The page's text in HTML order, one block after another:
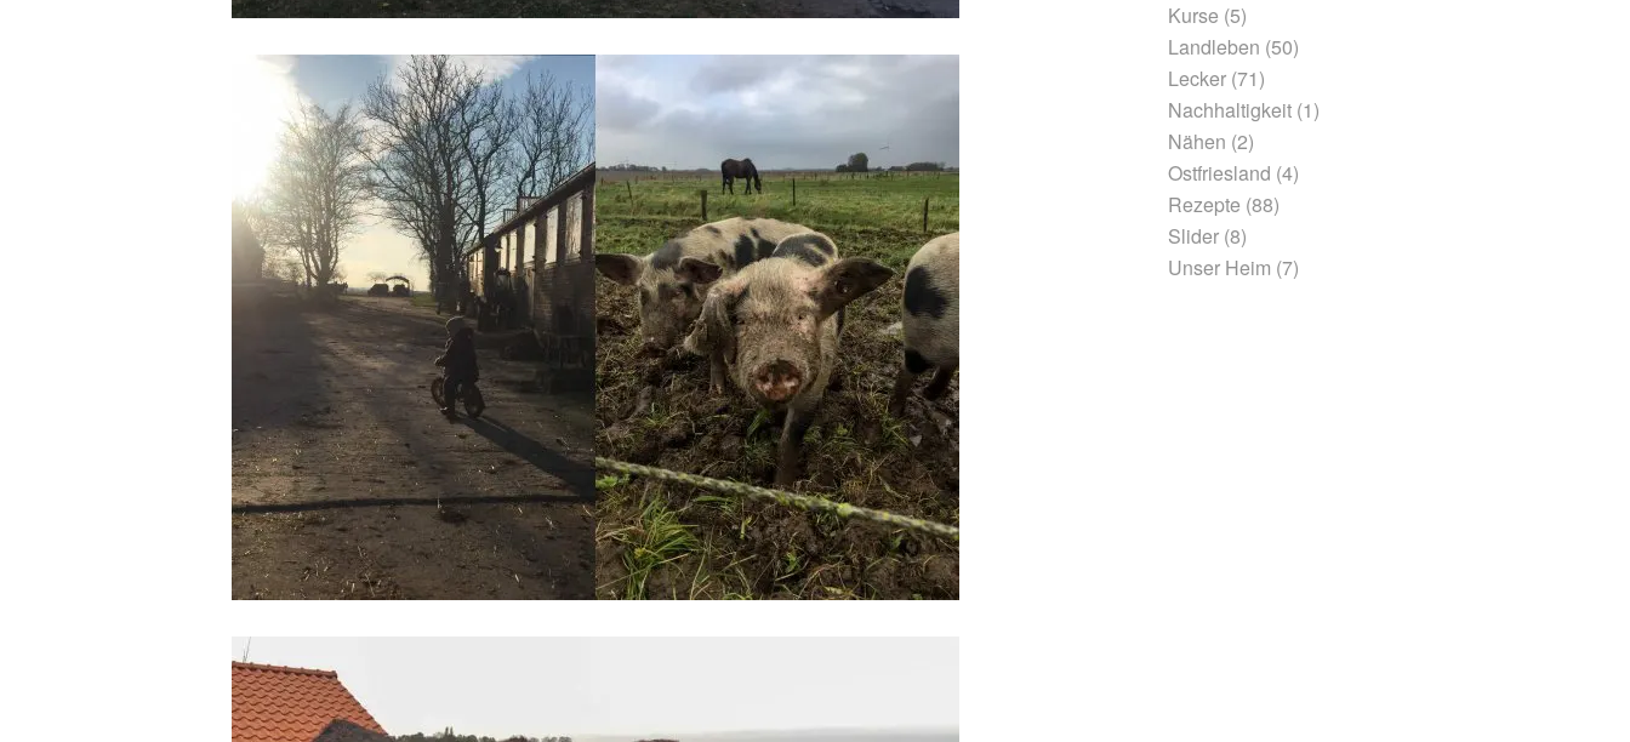
Kurse (5)
Landleben (50)
Lecker(71)
Nachhaltigkeit(1)
Nähen (2)
Ostfriesland (4)
Rezepte (88)
Slider(8)
Unser Heim (7)